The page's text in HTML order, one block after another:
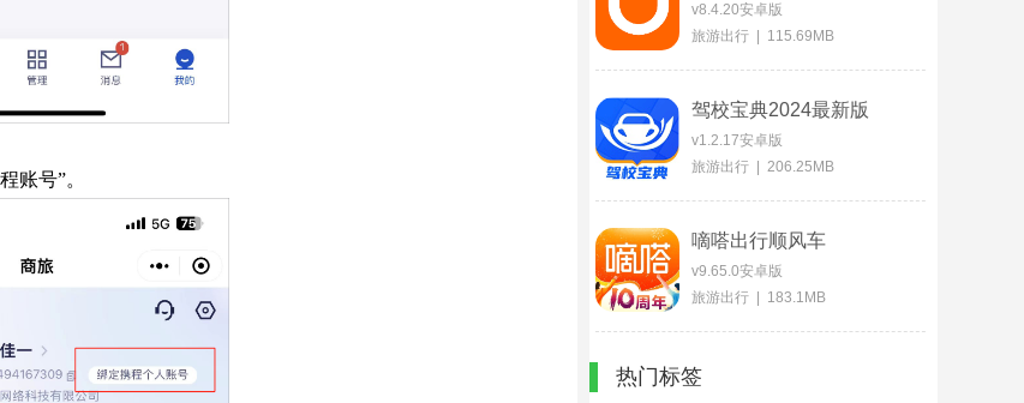
账号”。
v8.4.20安卓版
旅游出行 | 115.69MB
驾校宝典2024最新版
v1.2.17安卓版
旅游出行 | 206.25MB
嘀嗒出行顺风车
v9.65.0安卓版
旅游出行 | 183.1MB
热门标签